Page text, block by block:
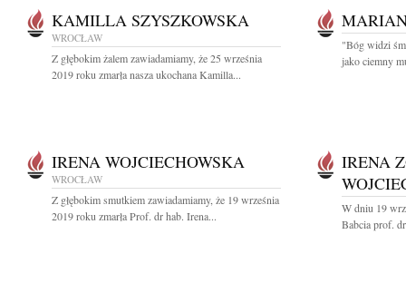
KAMILLA SZYSZKOWSKA
WROCŁAW
Z głębokim żalem zawiadamiamy, że 25 września
2019 roku zmarła nasza ukochana Kamilla...
"Bóg widzi
jako ciemny
IRENA WOJCIECHOWSKA
WROCŁAW
Z głębokim smutkiem zawiadamiamy, że 19 września
2019 roku zmarła Prof. dr hab. Irena...
IRENA
W dniu 19
Babcia prof.